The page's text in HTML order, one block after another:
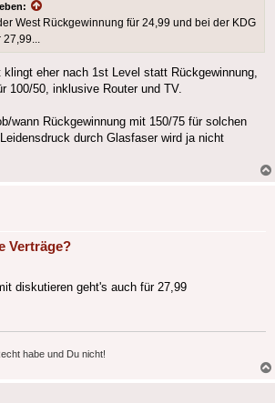
West Rückgewinnung für 24,99 und bei der KDG
27,99...
eher nach 1st Level statt Rückgewinnung,
100/50, inklusive Router und TV.
wann Rückgewinnung mit 150/75 für solchen
durch Glasfaser wird ja nicht
Verträge?
diskutieren geht's auch für 27,99
habe und Du nicht!